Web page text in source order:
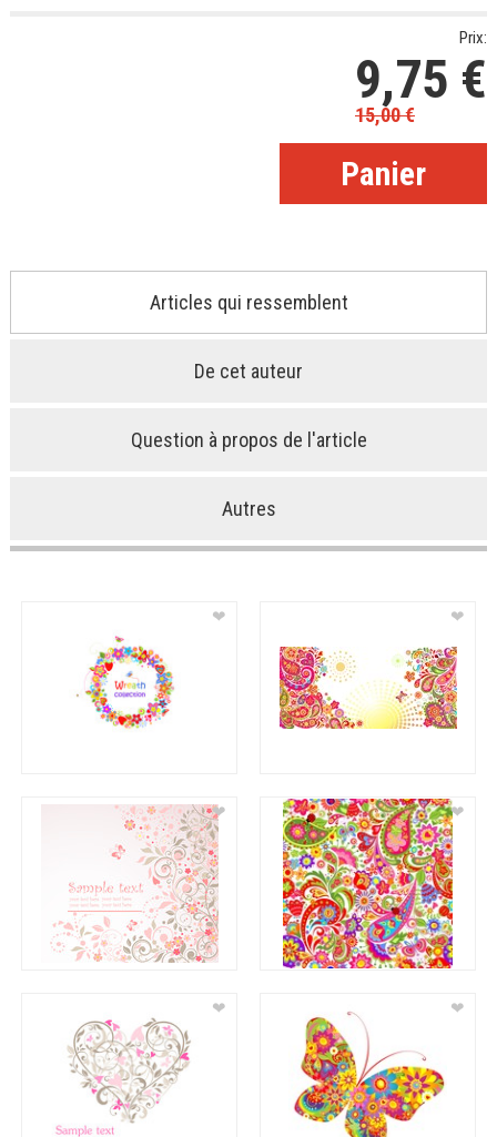
Prix:
9,75 €
15,00€
Articles qui ressemblent
De cet auteur
Question à propos de l'article
Autres
❤ ❤
❤ ❤
❤ ❤